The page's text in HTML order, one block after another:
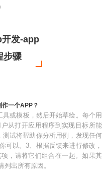
发-app
步骤
一个APP？
或模板，然后开始草绘。每个用
从打开应用程序到实现目标所能
试将帮助你分析用例，发现任何
可以。3、根据反馈来进行修改，
，请将它们组合在一起。如果其
出所有原因。